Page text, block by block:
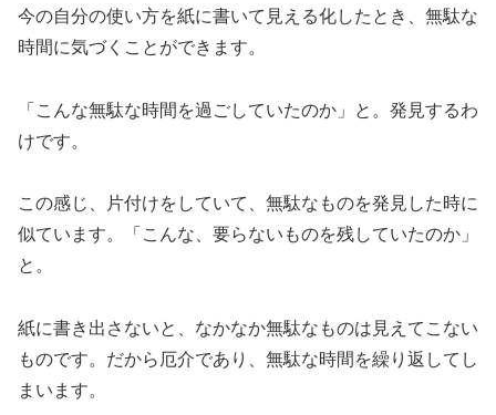
今の自分の使い方を紙に書いて見える化したとき、無駄な
時間に気づくことができます。
「こんな無駄な時間を過ごしていたのか」と。発見するわ
けです。
この感じ、片付けをしていて、無駄なものを発見した時に
似ています。「こんな、要らないものを残していたのか」
と。
紙に書き出さないと、なかなか無駄なものは見えてこない
ものです。だから厄介であり、無駄な時間を繰り返してし
まいます。